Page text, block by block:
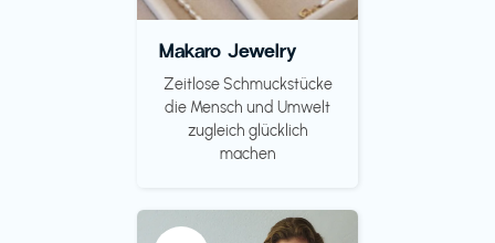
Makaro Jewelry
Zeitlose Schmuckstücke
die Mensch und Umwelt
zugleich glücklich
machen